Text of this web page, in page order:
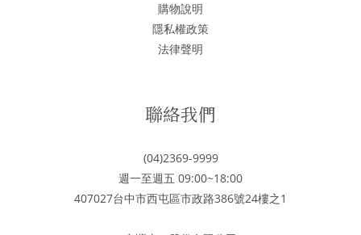
購物說明
隱私權政策
法律聲明
聯絡我們
(04)2369-9999
週一至週五 09:00~18:00
407027台中市西屯區市政路386號24樓之1